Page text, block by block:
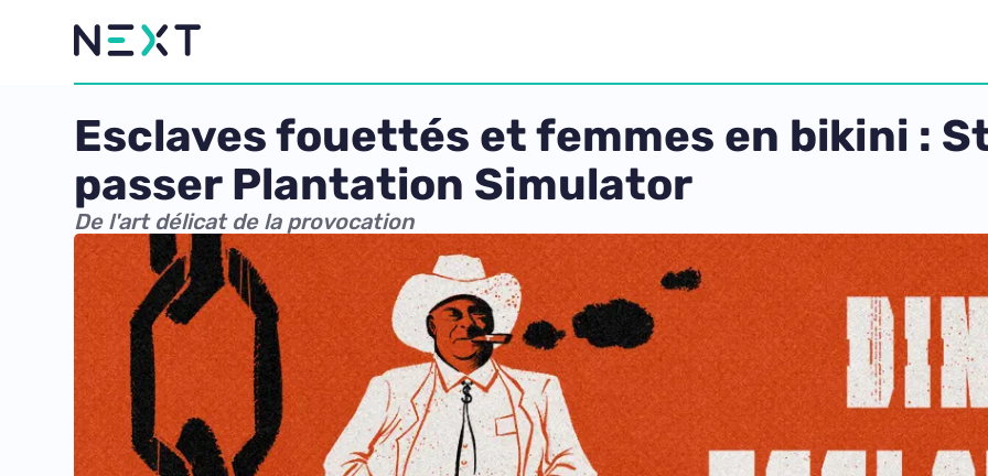
Esclaves fouettés et femmes en bikini :
passer Plantation Simulator
De l'art délicat de la provocation